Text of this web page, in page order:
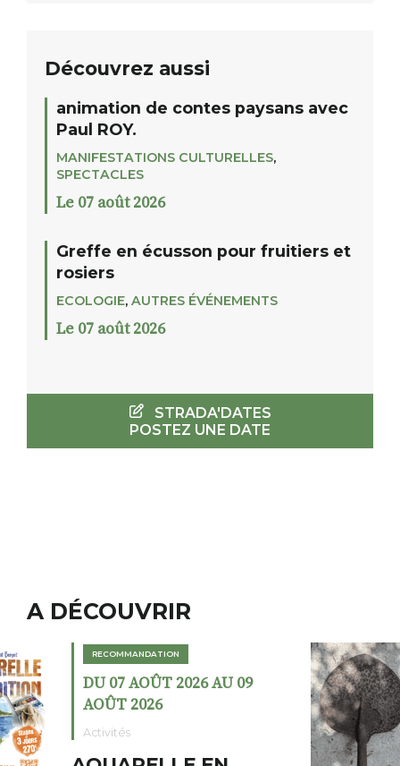
Découvrez aussi
animation de contes paysans avec
Paul ROY.
MANIFESTATIONS CULTURELLES,
SPECTACLES
Le 07 août 2026
Greffe en écusson pour fruitiers et
rosiers
ECOLOGIE, AUTRES ÉVÉNEMENTS
Le 07 août 2026
STRADA'DATES
POSTEZ UNE DATE
A DÉCOUVRIR
RECOMMANDATION
DU 02 AOÛT 2026 AU 23